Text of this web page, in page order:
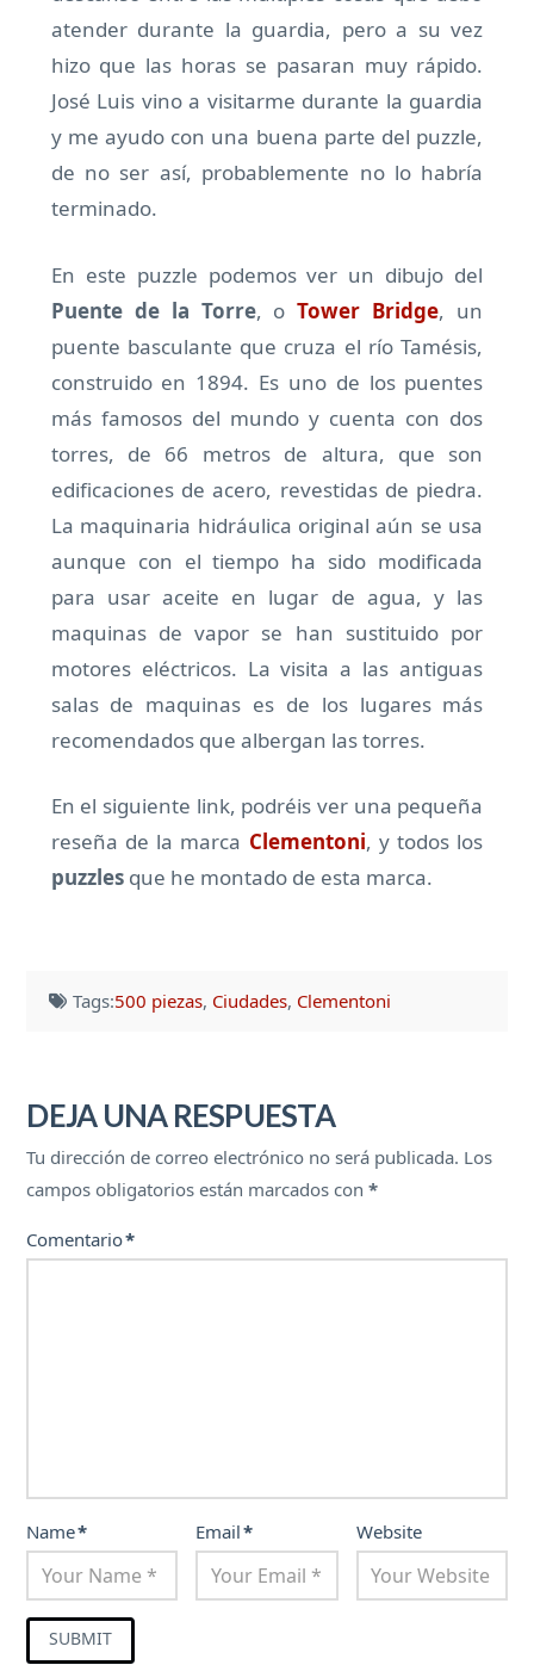
atender durante la guardia, pero a su vez
hizo que las horas se pasaran muy rápido.
José Luis vino a visitarme durante la guardia
y me ayudo con una buena parte del puzzle,
de no ser así, probablemente no lo habría
terminado.
En este puzzle podemos ver un dibujo del
Puente de la Torre, oTower Bridge, un
puente basculante que cruza el río Tamésis,
construido en 1894. Es uno de los puentes
más famosos del mundo y cuenta con dos
torres, de 66 metros de altura, que son
edificaciones de acero, revestidas de piedra.
La maquinaria hidráulica original aún se usa
aunque con el tiempo ha sido modificada
para usar aceite en lugar de agua, y las
maquinas de vapor se han sustituido por
motores eléctricos. La visita a las antiguas
salas de maquinas es de los lugares más
recomendados que albergan las torres.
En el siguiente link, podréis ver una pequeña
reseña de la marca Clementoni, y todos los
puzzlesque he montado de esta marca.
Tags:500 piezas, Ciudades, Clementoni
DEJA UNA RESPUESTA
Tu dirección de correo electrónico no será publicada. Los
campos obligatorios están marcados con*
Comentario*
Name* Email* Website